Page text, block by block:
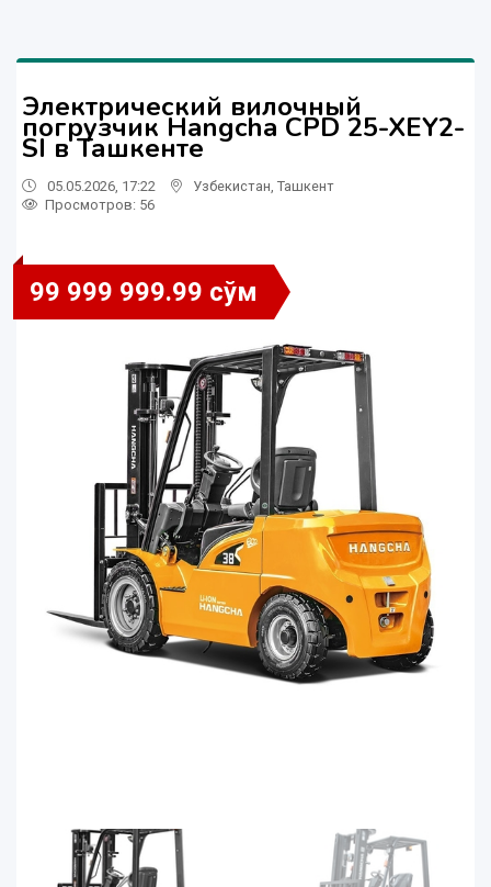
Электрический вилочный
погрузчик Hangcha CPD 25-XEY2-
SI в Ташкенте
05.05.2026, 17:22 Узбекистан Ташкент
Просмотров: 56
99 999 999.99 сўм